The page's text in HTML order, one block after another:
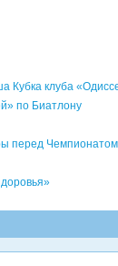
Кубка клуба
по Биатлону
перед